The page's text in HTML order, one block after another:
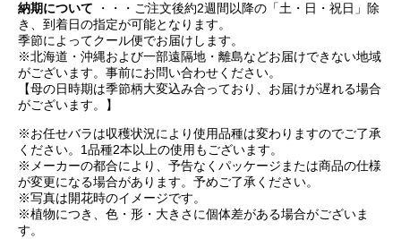
納期について ・・・ご注文後約2週間以降の「土・日・祝日」除
き、到着日の指定が可能となります。
季節によってクール便でお届けします。
※北海道・沖縄および一部遠隔地・離島などお届けできない地域
がございます。事前にお問い合わせください。
【母の日時期は季節柄大変込み合っており、お届けが遅れる場合
がございます。】
※お任せバラは収穫状況により使用品種は変わりますのでご了承
ください。1品種2本以上の使用もございます。
※メーカーの都合により、予告なくパッケージまたは商品の仕様
が変更になる場合があります。予めご了承ください。
※写真は開花時のイメージです。
※植物につき、色・形・大きさに個体差がある場合がございま
す。